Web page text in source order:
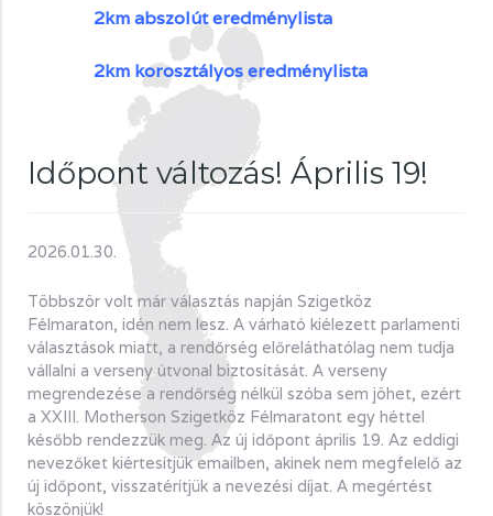
2km abszolút eredménylista
2km korosztályos eredménylista
Időpont változás! Április 19!
2026.01.30.
Többször volt már választás napján Szigetköz
Félmaraton, idén nem lesz. A várható kiélezett parlamenti
választások miatt, a rendőrség előreláthatólag nem tudja
vállalni a verseny útvonal biztosítását. A verseny
megrendezése a rendőrség nélkül szóba sem jöhet, ezért
a XXIII. Motherson Szigetköz Félmaratont egy héttel
később rendezzük meg. Az új időpont április 19. Az eddigi
nevezőket kiértesítjük emailben, akinek nem megfelelő az
új időpont, visszatérítjük a nevezési díjat. A megértést
köszönjük!